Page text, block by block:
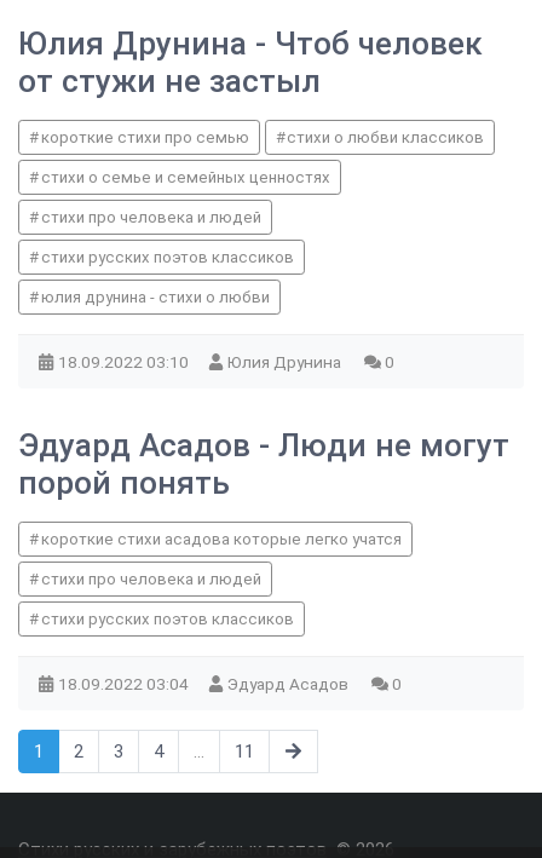
Юлия Друнина - Чтоб человек
от стужи не застыл
короткие стихи про семью стихи о любви классиков
стихи о семье и семейных ценностях
стихи про человека и людей
стихи русских поэтов классиков
юлия друнина - стихи о любви
18.09.2022 03:10 Юлия Друнина 0
Эдуард Асадов - Люди не могут
порой понять
короткие стихи асадова которые легко учатся
стихи про человека и людей
стихи русских поэтов классиков
18.09.2022 03:04 Эдуард Асадов 0
1 2 3 4 ... 11
Стихи русских и зарубежных поэтов © 2026